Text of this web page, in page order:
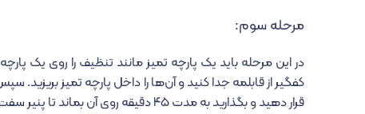
مرحله سوم:
در این مرحله باید یک پارچه تمیز مانند تنظیف را روی یک
کفگیر از قابلمه جدا کنید و آن‌ها را داخل پارچه تمیز
قرار دهید و بگذارید به مدت ۴۵ دقیقه روی آن بماند تا پنیر سفت شود.